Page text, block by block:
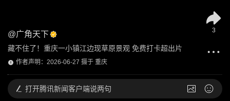
@广角天下
藏不住了！重庆一小镇江边现草原景观 免费打卡超出片
作者声明：2026-06-27 摄于 重庆
3
打开腾讯新闻客户端说两句